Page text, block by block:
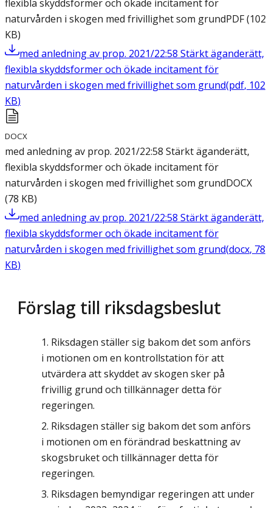
flexibla skyddsformer och ökade incitament för
naturvården i skogen med frivillighet som grundPDF(102
KB)
med anledning av prop. 2021/22:58 Stärkt äganderätt,
flexibla skyddsformer och ökade incitament för
naturvården i skogen med frivillighet som grund(pdf, 102
KB)
DOCX
med anledning av prop. 2021/22:58 Stärkt äganderätt,
flexibla skyddsformer och ökade incitament för
naturvården i skogen med frivillighet som grundDOCX
(78 KB)
med anledning av prop. 2021/22:58 Stärkt äganderätt,
flexibla skyddsformer och ökade incitament för
naturvården i skogen med frivillighet som grund(docx, 78
KB)
Förslag till riksdagsbeslut
Riksdagen ställer sig bakom det som anförs
i motionen om en kontrollstation för att
utvärdera att skyddet av skogen sker på
frivillig grund och tillkännager detta för
regeringen.
Riksdagen ställer sig bakom det som anförs
i motionen om en förändrad beskattning av
skogsbruket och tillkännager detta för
regeringen.
Riksdagen bemyndigar regeringen att under